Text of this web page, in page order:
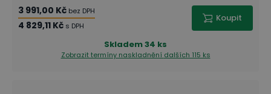
3 991,00 Kč bez DPH
4 829,11 Kč s DPH
Koupit
Skladem34 ks
Zobrazit termíny naskladnění dalších 115 ks